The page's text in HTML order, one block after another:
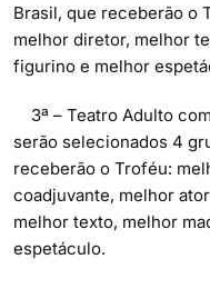
Brasil, que receberão o
melhor diretor, melhor
figurino e melhor
3ª – Teatro Adulto
serão selecionados 4
receberão o Troféu:
coadjuvante, melhor
melhor texto, melhor
espetáculo.